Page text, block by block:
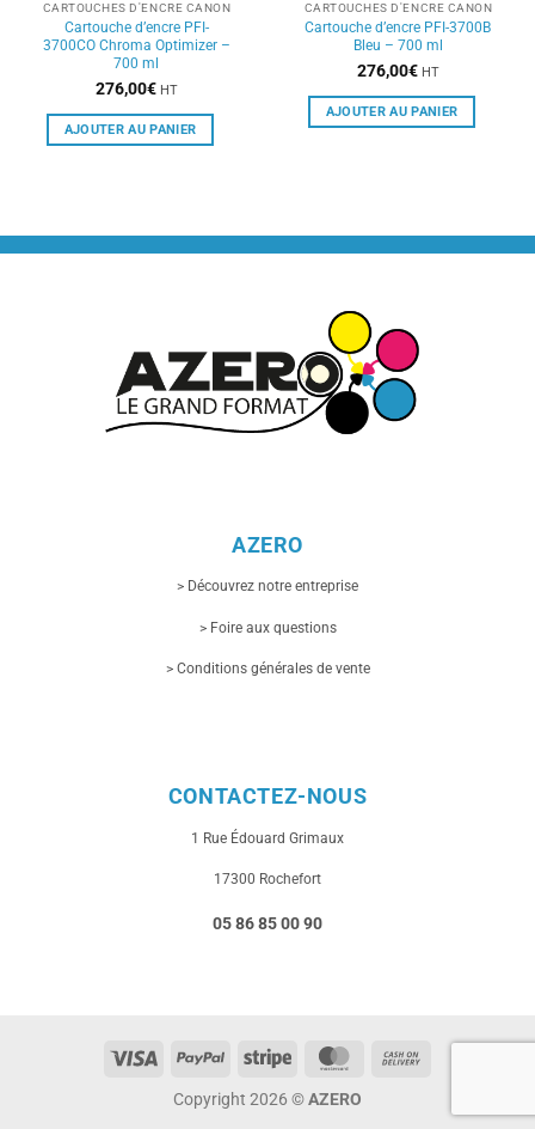
CARTOUCHES D'ENCRE CANON
Cartouche d’encre PFI-
3700CO Chroma Optimizer –
700 ml
276,00€ HT
AJOUTER AU PANIER
CARTOUCHES D'ENCRE CANON
Cartouche d’encre PFI-3700B
Bleu – 700 ml
276,00€ HT
AJOUTER AU PANIER
AZERO
> Découvrez notre entreprise
> Foire aux questions
> Conditions générales de vente
CONTACTEZ-NOUS
1 Rue Édouard Grimaux
17300 Rochefort
05 86 85 00 90
Visa PayPal Stripe MasterCard
Delivery
Copyright 2026 ©AZERO